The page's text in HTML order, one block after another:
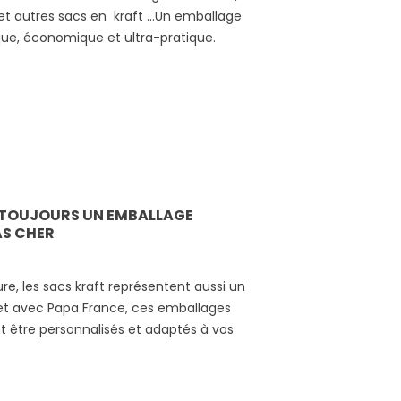
autres sacs en kraft …Un emballage
économique et ultra-pratique.
UN EMBALLAGE
CHER
les sacs kraft représentent aussi un
avec Papa France, ces emballages
être personnalisés et adaptés à vos